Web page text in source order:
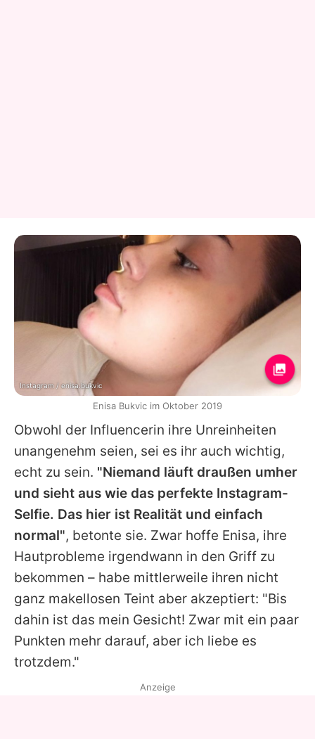
Obwohl der Influencerin ihre Unreinheiten
unangenehm seien, sei es ihr auch wichtig,
echt zu sein. "Niemand läuft draußen umher
und sieht aus wie das perfekte Instagram-
Selfie. Das hier ist Realität und einfach
normal", betonte sie. Zwar hoffe Enisa, ihre
Hautprobleme irgendwann in den Griff zu
bekommen – habe mittlerweile ihren nicht
ganz makellosen Teint aber akzeptiert: "Bis
dahin ist das mein Gesicht! Zwar mit ein paar
Punkten mehr darauf, aber ich liebe es
trotzdem."
Instagram / enisa.bukvic
Enisa Bukvic im Oktober 2019
Anzeige